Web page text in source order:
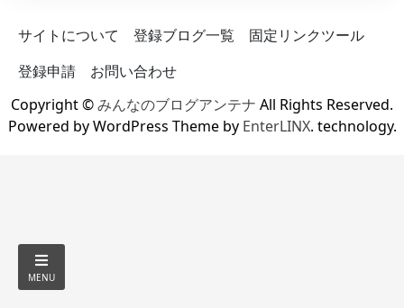
サイトについて 登録ブログ一覧
固定リンクツール
登録申請
お問い合わせ
Copyright ©みんなのブログアンテナ All Rights Reserved.
Powered by WordPress Theme by EnterLINX. technology.
MENU